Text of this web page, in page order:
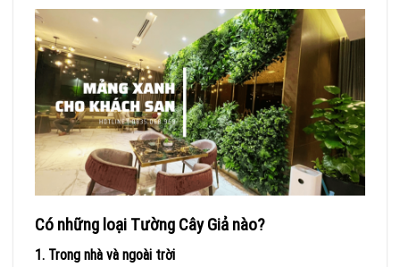
Có những loại Tường Cây Giả nào?
1. Trong nhà và ngoài trời